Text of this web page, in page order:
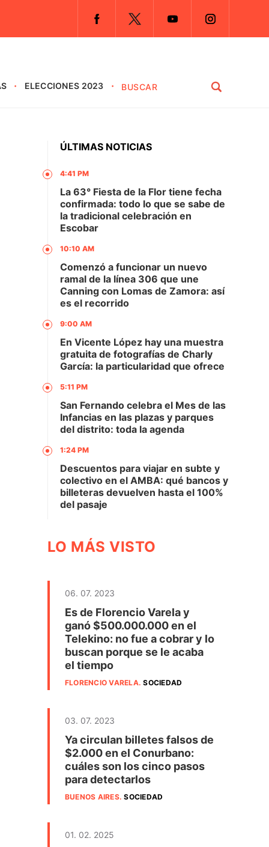
ELECCIONES 2023
ÚLTIMAS NOTICIAS
4:41 PM
La 63° Fiesta de la Flor tiene fecha
confirmada: todo lo que se sabe de
la tradicional celebración en
Escobar
10:10 AM
Comenzó a funcionar un nuevo
ramal de la línea 306 que une
Canning con Lomas de Zamora: así
es el recorrido
9:00 AM
En Vicente López hay una muestra
gratuita de fotografías de Charly
García: la particularidad que ofrece
5:11 PM
San Fernando celebra el Mes de las
Infancias en las plazas y parques
del distrito: toda la agenda
1:24 PM
Descuentos para viajar en subte y
colectivo en el AMBA: qué bancos y
billeteras devuelven hasta el 100%
del pasaje
LO MÁS VISTO
06. 07. 2023
Es de Florencio Varela y
ganó $500.000.000 en el
Telekino: no fue a cobrar y lo
buscan porque se le acaba
el tiempo
FLORENCIO VARELA.SOCIEDAD
03. 07. 2023
Ya circulan billetes falsos de
$2.000 en el Conurbano:
cuáles son los cinco pasos
para detectarlos
BUENOS AIRES.SOCIEDAD
01. 02. 2025